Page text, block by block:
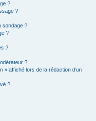
?
?
sondage ?
?
?
?
» affiché lors de la rédaction d’un
?